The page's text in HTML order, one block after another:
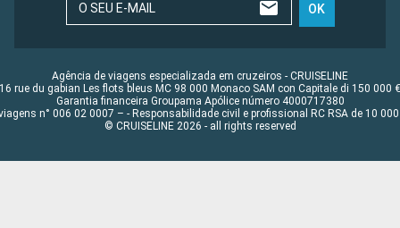
O SEU E-MAIL OK
Agência de viagens especializada em cruzeiros - CRUISELINE
16 rue du gabian Les flots bleus MC 98 000 Monaco SAM con Capitale di 150 000 €
Garantia financeira Groupama Apólice número 4000717380
n° 006 02 0007 – - Responsabilidade civil e profissional RC RSA de 10 000
© CRUISELINE 2026 - all rights reserved